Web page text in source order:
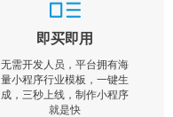
即买即用
无需开发人员，平台拥有海
量小程序行业模板，一键生
成，三秒上线，制作小程序
就是快